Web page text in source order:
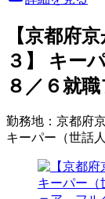
【京都府
３】 キー
８／６就
勤務地： 京都府
キーパー（世話